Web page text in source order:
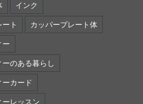
インク
ト カッパープレート体
ー
ーのある暮らし
ーカード
ーレッスン